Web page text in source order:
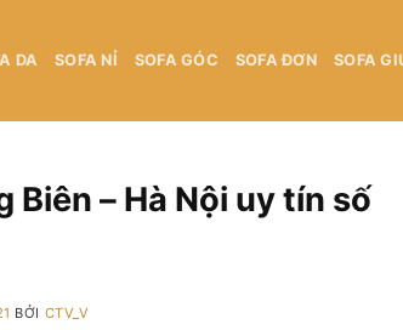
DA SOFA NỈ SOFA GÓC SOFA ĐƠN SOFA
– Hà Nội uy tín số
BỞI CTV_V